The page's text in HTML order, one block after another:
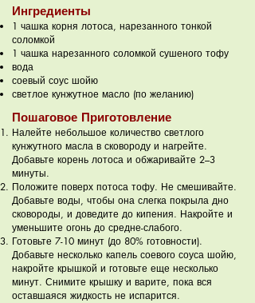
Ингредиенты
1 чашка корня лотоса, нарезанного тонкой
соломкой
1 чашка нарезанного соломкой сушеного тофу
вода
соевый соус шойю
светлое кунжутное масло (по желанию)
Пошаговое Приготовление
Налейте небольшое количество светлого
кунжутного масла в сковороду и нагрейте.
Добавьте корень лотоса и обжаривайте 2–3
минуты.
Положите поверх потоса тофу. Не смешивайте.
Добавьте воды, чтобы она слегка покрыла дно
сковороды, и доведите до кипения. Накройте и
уменьшите огонь до средне-слабого.
Готовьте 7-10 минут (до 80% готовности).
Добавьте несколько капель соевого соуса шойю,
накройте крышкой и готовьте еще несколько
минут. Снимите крышку и варите, пока вся
оставшаяся жидкость не испарится.